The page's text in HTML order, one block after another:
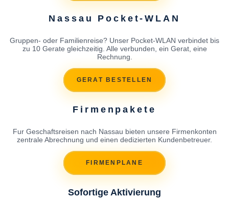
Nassau Pocket-WLAN
Gruppen- oder Familienreise? Unser Pocket-WLAN verbindet bis
zu 10 Gerate gleichzeitig. Alle verbunden, ein Gerat, eine
Rechnung.
GERAT BESTELLEN
Firmenpakete
Fur Geschaftsreisen nach Nassau bieten unsere Firmenkonten
zentrale Abrechnung und einen dedizierten Kundenbetreuer.
FIRMENPLANE
Sofortige Aktivierung